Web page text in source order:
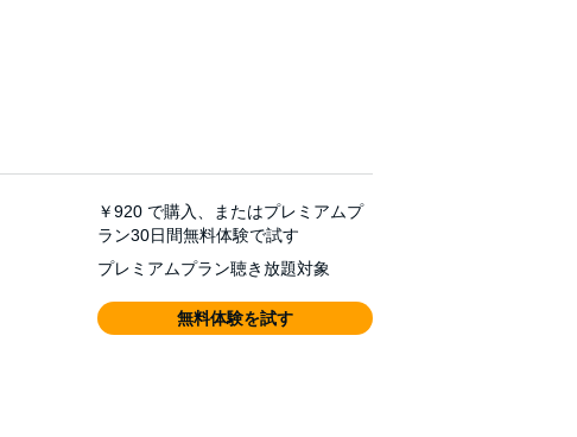
￥920 で購入、またはプレミアムプ
ラン30日間無料体験で試す
プレミアムプラン聴き放題対象
無料体験を試す